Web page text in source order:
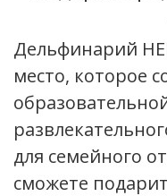
Дельфинарий
место, которое
для семейного
сможете